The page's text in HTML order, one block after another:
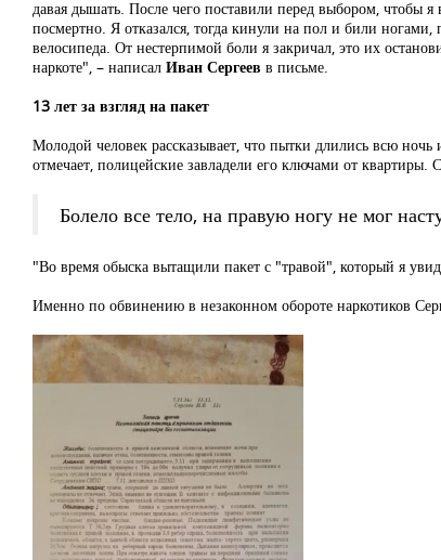
давая дышать. После чего поставили перед выбором, чтобы
посмертно. Я отказался, тогда кинули на пол и били
велосипеда. От нестерпимой боли я закричал, это их
наркоте", – написал Иван Сергеев в письме.
13 лет за взгляд на пакет
Молодой человек рассказывает, что пытки длились всю
отмечает, полицейские завладели его ключами от
Болело все тело, на правую ногу не мог
"Во время обыска вытащили пакет с "травой", который я
Именно по обвинению в незаконном обороте наркотиков